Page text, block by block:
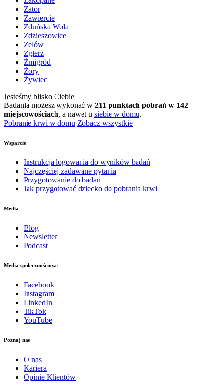
Zator
Zawiercie
Zduńska Wola
Zdzieszowice
Zelów
Zgierz
Żmigród
Żory
Żywiec
Jesteśmy blisko Ciebie
Badania możesz wykonać w 211 punktach pobrań w 142
miejscowościach, a nawet u siebie w domu.
Pobranie krwi w domu Zobacz wszystkie
Wsparcie
Instrukcja logowania do wyników badań
Najczęściej zadawane pytania
Przygotowanie do badań
Jak przygotować dziecko do pobrania krwi
Media
Blog
Newsletter
Podcast
Media społecznościowe
Facebook
Instagram
LinkedIn
TikTok
YouTube
Poznaj nas
O nas
Kariera
Opinie Klientów